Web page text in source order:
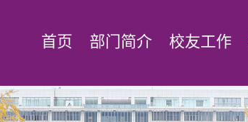
首页 部门简介 校友工作